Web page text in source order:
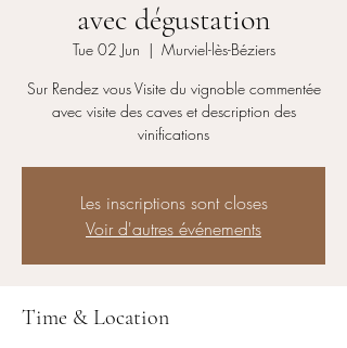
avec dégustation
Tue 02 Jun
  |
Murviel-lès-Béziers
Sur Rendez vous Visite du vignoble commentée
avec visite des caves et description des
vinifications
Les inscriptions sont closes
Voir d'autres événements
Time & Location